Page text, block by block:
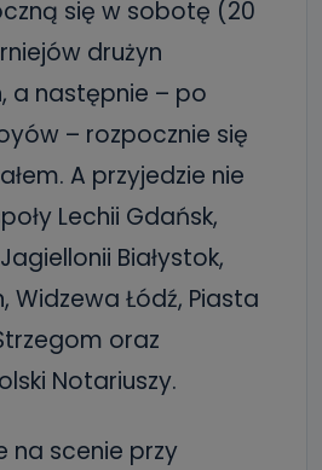
się w sobotę (20
drużyn
a następnie – po
– rozpocznie się
A przyjedzie nie
Lechii Gdańsk,
Białystok,
Widzewa Łódź, Piasta
oraz
Notariuszy.
na scenie przy